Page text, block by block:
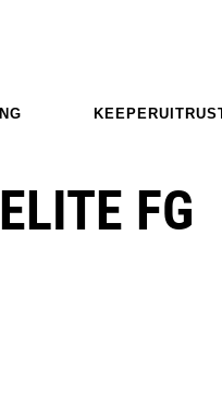
FG